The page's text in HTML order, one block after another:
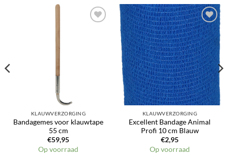
KLAUWVERZORGING
Bandagemes voor klauwtape
55 cm
€59,95
Op voorraad
KLAUWVERZORGING
Excellent Bandage Animal
Profi 10 cm Blauw
€2,95
Op voorraad